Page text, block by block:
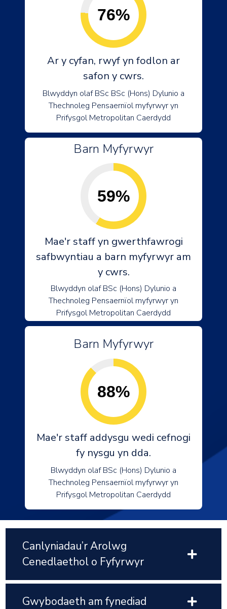
76%
Ar y cyfan, rwyf yn fodlon ar
safon y cwrs.
Blwyddyn olaf BSc BSc (Hons) Dylunio a
Thechnoleg Pensaernïol myfyrwyr yn
Prifysgol Metropolitan Caerdydd
Barn Myfyrwyr
59%
Mae'r staff yn gwerthfawrogi
safbwyntiau a barn myfyrwyr am
y cwrs.
Blwyddyn olaf BSc (Hons) Dylunio a
Thechnoleg Pensaernïol myfyrwyr yn
Prifysgol Metropolitan Caerdydd
Barn Myfyrwyr
88%
Mae'r staff addysgu wedi cefnogi
fy nysgu yn dda.
Blwyddyn olaf BSc (Hons) Dylunio a
Thechnoleg Pensaernïol myfyrwyr yn
Prifysgol Metropolitan Caerdydd
Canlyniadau’r Arolwg
Cenedlaethol o Fyfyrwyr
Gwybodaeth am fynediad